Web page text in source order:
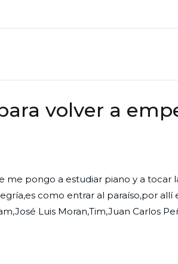
volver a
pongo a estudiar piano y a tocar
como entrar al paraíso,por allí
Luis Moran,Tim,Juan Carlos